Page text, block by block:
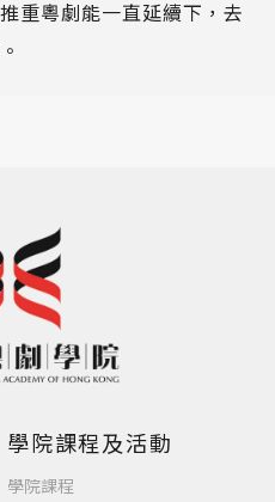
重粵劇能一直延續下，去
學院課程及活動
學院課程